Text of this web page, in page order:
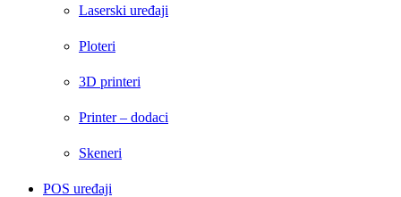
Laserski uređaji
Ploteri
3D printeri
Printer – dodaci
Skeneri
POS uređaji